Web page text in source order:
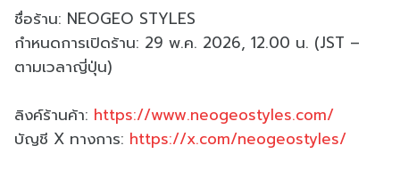
ชื่อร้าน: NEOGEO STYLES
กำหนดการเปิดร้าน: 29 พ.ค. 2026, 12.00 น. (JST –
ตามเวลาญี่ปุ่น)
ลิงค์ร้านค้า: https://www.neogeostyles.com/
บัญชี X ทางการ: https://x.com/neogeostyles/